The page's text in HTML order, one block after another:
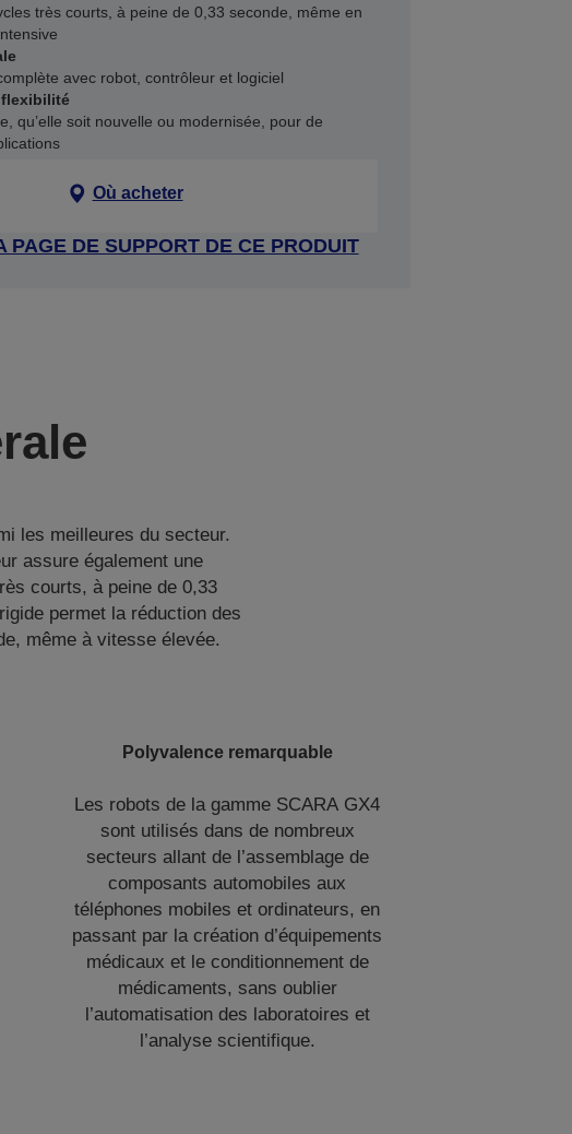
très courts, à peine de 0,33 seconde, même en
avec robot, contrôleur et logiciel
flexibilité
qu’elle soit nouvelle ou modernisée, pour de
Où acheter
PAGE DE SUPPORT DE CE PRODUIT
les meilleures du secteur.
assure également une
courts, à peine de 0,33
permet la réduction des
même à vitesse élevée.
Polyvalence remarquable
Les robots de la gamme SCARA GX4
sont utilisés dans de nombreux
secteurs allant de l’assemblage de
composants automobiles aux
téléphones mobiles et ordinateurs, en
passant par la création d’équipements
médicaux et le conditionnement de
médicaments, sans oublier
l’automatisation des laboratoires et
l’analyse scientifique.